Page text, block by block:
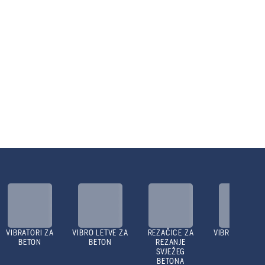
VIBRATORI ZA
BETON
VIBRO LETVE ZA
BETON
REZAČICE ZA
REZANJE
SVJEŽEG
BETONA
VIBRO